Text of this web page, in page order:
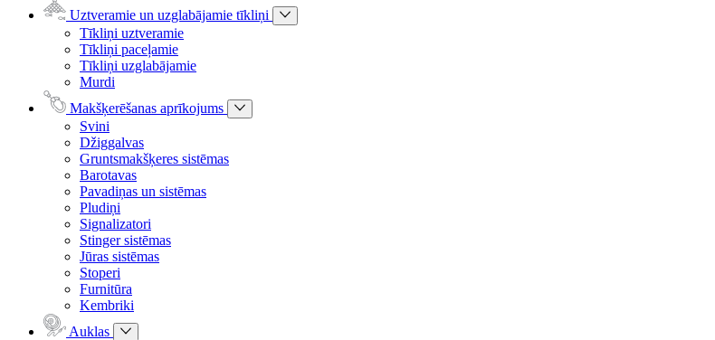
Uztveramie un uzglabājamie tīkliņi
Tīkliņi uztveramie
Tīkliņi paceļamie
Tīkliņi uzglabājamie
Murdi
Makšķerēšanas aprīkojums
Svini
Džiggalvas
Gruntsmakšķeres sistēmas
Barotavas
Pavadiņas un sistēmas
Pludiņi
Signalizatori
Stinger sistēmas
Jūras sistēmas
Stoperi
Furnitūra
Kembriki
Auklas